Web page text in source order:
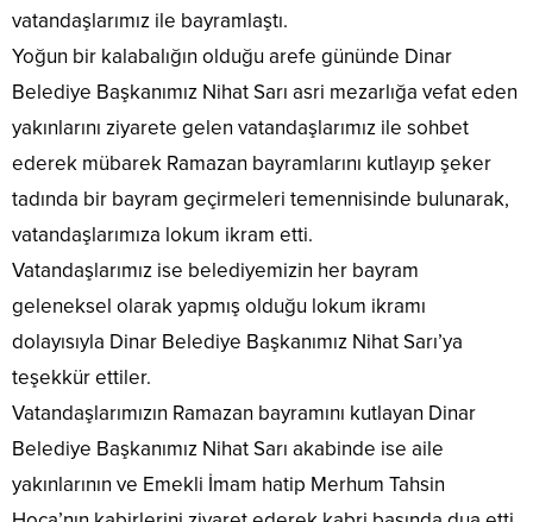
vatandaşlarımız ile bayramlaştı.
Yoğun bir kalabalığın olduğu arefe gününde Dinar
Belediye Başkanımız Nihat Sarı asri mezarlığa vefat eden
yakınlarını ziyarete gelen vatandaşlarımız ile sohbet
ederek mübarek Ramazan bayramlarını kutlayıp şeker
tadında bir bayram geçirmeleri temennisinde bulunarak,
vatandaşlarımıza lokum ikram etti.
Vatandaşlarımız ise belediyemizin her bayram
geleneksel olarak yapmış olduğu lokum ikramı
dolayısıyla Dinar Belediye Başkanımız Nihat Sarı’ya
teşekkür ettiler.
Vatandaşlarımızın Ramazan bayramını kutlayan Dinar
Belediye Başkanımız Nihat Sarı akabinde ise aile
yakınlarının ve Emekli İmam hatip Merhum Tahsin